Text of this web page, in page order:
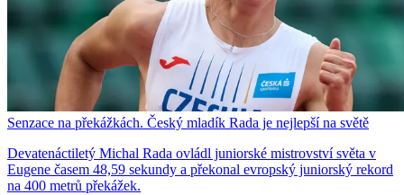
Senzace na překážkách. Český mladík Rada je nejlepší na světě
Devatenáctiletý Michal Rada ovládl juniorské mistrovství světa v
Eugene časem 48,59 sekundy a překonal evropský juniorský rekord
na 400 metrů překážek.